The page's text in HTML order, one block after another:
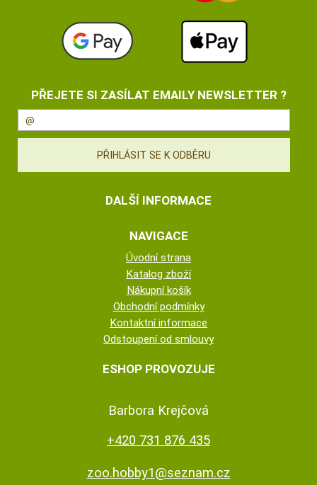
PŘEJETE SI ZASÍLAT EMAILY NEWSLETTER ?
DALŠÍ INFORMACE
NAVIGACE
Úvodní strana
Katalog zboží
Nákupní košík
Obchodní podmínky
Kontaktní informace
Odstoupení od smlouvy
ESHOP PROVOZUJE
Barbora Krejčová
+420 731 876 435
zoo.hobby1@seznam.cz